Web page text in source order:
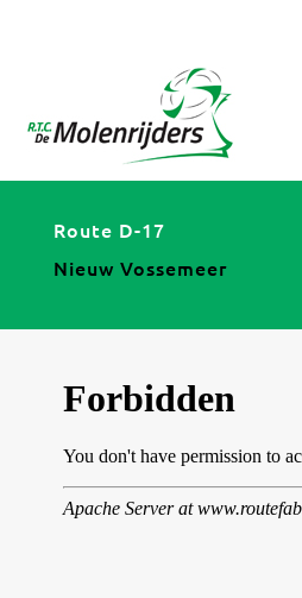
Route D-17
Nieuw Vossemeer